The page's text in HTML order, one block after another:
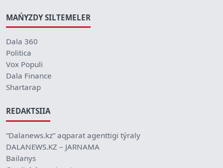
MAŃYZDY SILTEMELER
Dala 360
Politica
Vox Populi
Dala Finance
Shartarap
REDAKTSIIA
“Dalanews.kz” aqparat agenttigi týraly
DALANEWS.KZ – JARNAMA
Bailanys